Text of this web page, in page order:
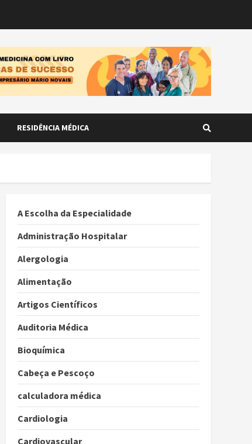
RESIDÊNCIA MÉDICA
A Escolha da Especialidade
Administração Hospitalar
Alergologia
Alimentação
Artigos Científicos
Auditoria Médica
Bioquímica
Cabeça e Pescoço
calculadora médica
Cardiologia
Cardiovascular